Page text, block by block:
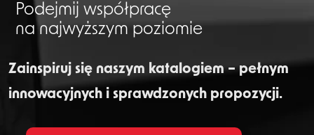
Podejmij współpracę
na najwyższym poziomie
Zainspiruj się naszym katalogiem – pełnym
innowacyjnych i sprawdzonych propozycji.